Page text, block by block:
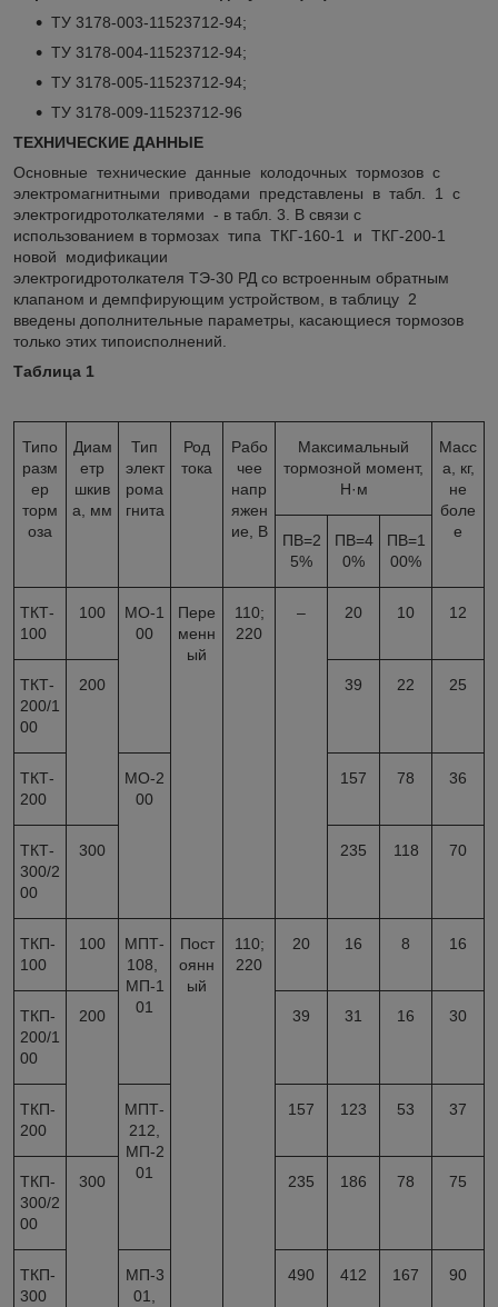
ТУ 3178-003-11523712-94;
ТУ 3178-004-11523712-94;
ТУ 3178-005-11523712-94;
ТУ 3178-009-11523712-96
ТЕХНИЧЕСКИЕ ДАННЫЕ
Основные технические данные колодочных тормозов с
электромагнитными приводами представлены в табл. 1 с
электрогидротолкателями - в табл. 3. В связи с
использованием в тормозах типа ТКГ-160-1 и ТКГ-200-1
новой модификации
электрогидротолкателя ТЭ-30 РД со встроенным обратным
клапаном и демпфирующим устройством, в таблицу 2
введены дополнительные параметры, касающиеся тормозов
только этих типоисполнений.
Таблица 1
Типо
разм
ер
торм
оза
Диам
етр
шкив
а, мм
Тип
элект
рома
гнита
Род
тока
Рабо
чее
напр
яжен
ие, В
Максимальный
тормозной момент,
Н·м
Масс
а, кг,
не
боле
е
ПВ=2
5%
ПВ=4
0%
ПВ=1
00%
ТКТ-
100
100
МО-1
00
Пере
менн
ый
110;
220
– 20 10 12
ТКТ-
200/1
00
200 39 22 25
ТКТ-
200
МО-2
00
157 78 36
ТКТ-
300/2
00
300 235 118 70
ТКП-
100
100
МПТ-
108,
МП-1
01
Пост
оянн
ый
110;
220
20 16 8 16
ТКП-
200/1
00
200 39 31 16 30
ТКП-
200
МПТ-
212,
МП-2
01
157 123 53 37
ТКП-
300/2
00
300 235 186 78 75
ТКП-
300
МП-3
01,
490 412 167 90